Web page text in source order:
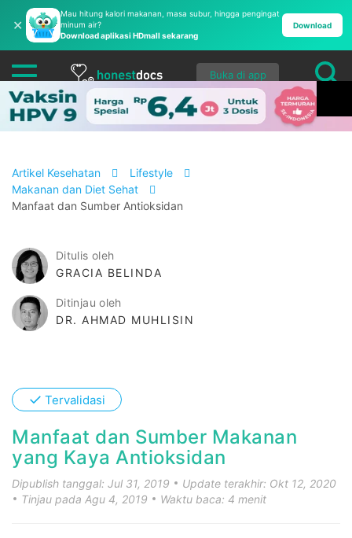
✕
Mau hitung kalori makanan, masa subur, hingga pengingat
minum air?
Download aplikasi HDmall sekarang
Download
Buka di app
Artikel Kesehatan
Lifestyle
Makanan dan Diet Sehat
Manfaat dan Sumber Antioksidan
Ditulis oleh
GRACIA BELINDA
Ditinjau oleh
DR. AHMAD MUHLISIN
✓ Tervalidasi
Manfaat dan Sumber Makanan
yang Kaya Antioksidan
Dipublish tanggal: Jul 31, 2019
Update terakhir: Okt 12, 2020
Tinjau pada Agu 4, 2019
Waktu baca: 4 menit